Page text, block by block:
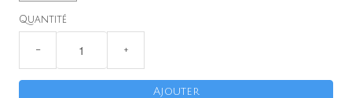
Quantité
− +
Ajouter